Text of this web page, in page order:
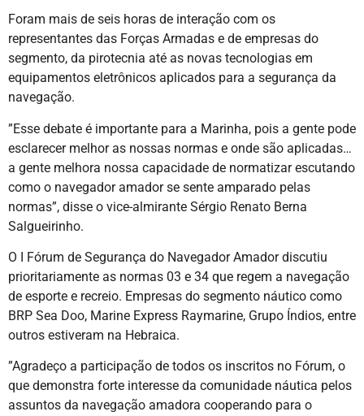
Foram mais de seis horas de interação com os
representantes das Forças Armadas e de empresas do
segmento, da pirotecnia até as novas tecnologias em
equipamentos eletrônicos aplicados para a segurança da
navegação.
”Esse debate é importante para a Marinha, pois a gente pode
esclarecer melhor as nossas normas e onde são aplicadas…
a gente melhora nossa capacidade de normatizar escutando
como o navegador amador se sente amparado pelas
normas”, disse o vice-almirante Sérgio Renato Berna
Salgueirinho.
O I Fórum de Segurança do Navegador Amador discutiu
prioritariamente as normas 03 e 34 que regem a navegação
de esporte e recreio. Empresas do segmento náutico como
BRP Sea Doo, Marine Express Raymarine, Grupo Índios, entre
outros estiveram na Hebraica.
”Agradeço a participação de todos os inscritos no Fórum, o
que demonstra forte interesse da comunidade náutica pelos
assuntos da navegação amadora cooperando para o